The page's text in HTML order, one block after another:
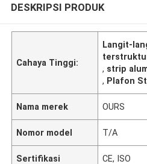
DESKRIPSI PRODUK
Cahaya Tinggi:
Langit-
, strip
, Plafon
Nama merek OURS
Nomor model T/A
Sertifikasi CE, ISO